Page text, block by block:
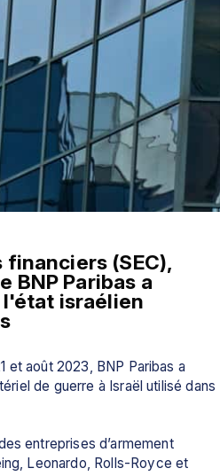
(SEC),
BNP Paribas a
l'état israélien
de guerre à Israël utilisé dans
entreprises d’armement
Leonardo, Rolls-Royce et